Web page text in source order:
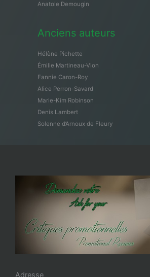
Anatole Demougin
Anciens auteurs
Hélène Pichette
Émilie Martineau-Vion
Fannie Caron-Roy
Alice Perron-Savard
Marie-Kim Robinson
Denis Lambert
Solenne d’Arnoux de Fleury
Adresse